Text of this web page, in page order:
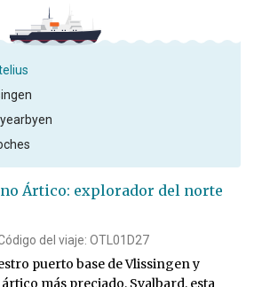
Ártico: explorador del norte
del viaje: OTL01D27
puerto base de Vlissingen y
más preciado, Svalbard, esta